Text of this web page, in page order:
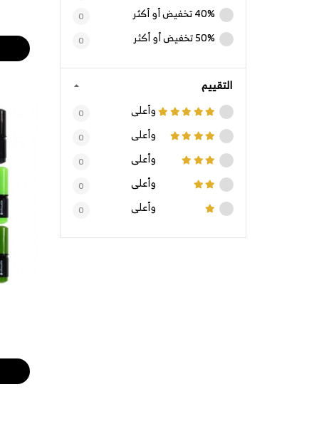
0
0
التقييم
وأعلى 0
وأعلى 0
وأعلى 0
وأعلى 0
وأعلى 0